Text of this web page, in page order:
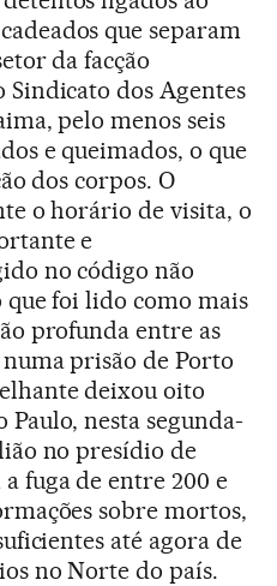
que separam
da facção
Sindicato dos Agentes
pelo menos seis
e queimados, o que
dos corpos. O
o horário de visita, o
e
no código não
que foi lido como mais
profunda entre as
prisão de Porto
deixou oito
Paulo, nesta segunda-
no presídio de
fuga de entre 200 e
sobre mortos,
até agora de
no Norte do país.